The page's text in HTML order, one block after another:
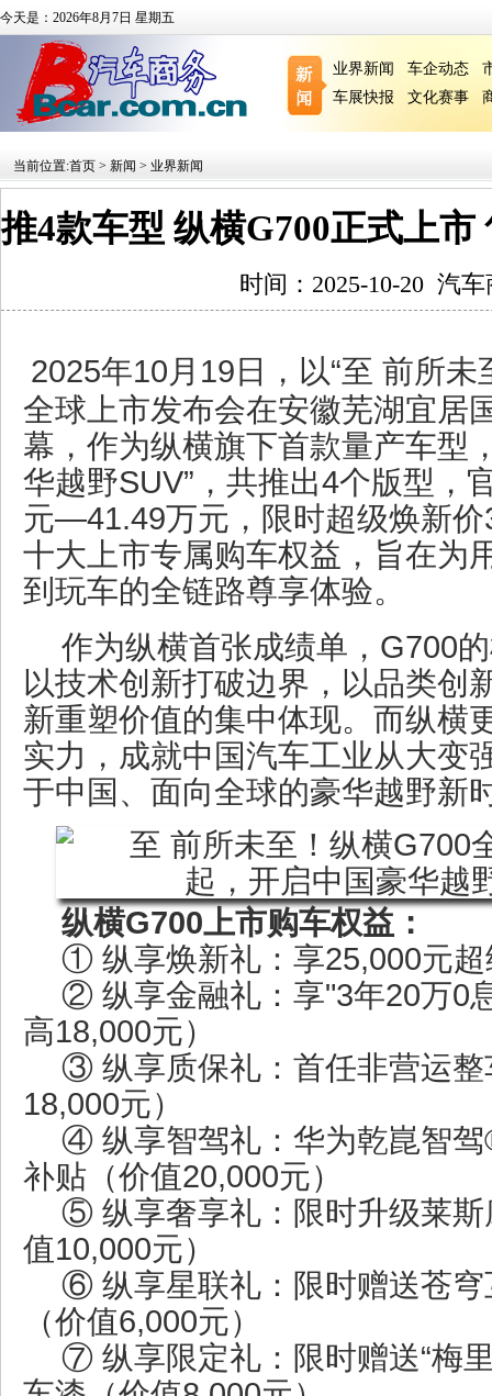
今天是：2026年8月7日 星期五
业界新闻 车企动态
车展快报
文化赛事
当前位置:首页 > 新闻 > 业界新闻
推4款车型 纵横G700正式上市
时间：2025-10-20 汽车
2025年10月19日，以“至 前所未
全球上市发布会在安徽芜湖宜居
幕，作为纵横旗下首款量产车型
华越野SUV”，共推出4个版型，
元—41.49万元，限时超级焕新
十大上市专属购车权益，旨在为
到玩车的全链路尊享体验。
作为纵横首张成绩单，G700
以技术创新打破边界，以品类创
新重塑价值的集中体现。而纵横
实力，成就中国汽车工业从大变
于中国、面向全球的豪华越野新
纵横G700上市购车权益：
① 纵享焕新礼：享25,000元
② 纵享金融礼：享"3年20万0
高18,000元）
③ 纵享质保礼：首任非营运整
18,000元）
④ 纵享智驾礼：华为乾崑智
补贴（价值20,000元）
⑤ 纵享奢享礼：限时升级莱斯
值10,000元）
⑥ 纵享星联礼：限时赠送苍穹
（价值6,000元）
⑦ 纵享限定礼：限时赠送“梅